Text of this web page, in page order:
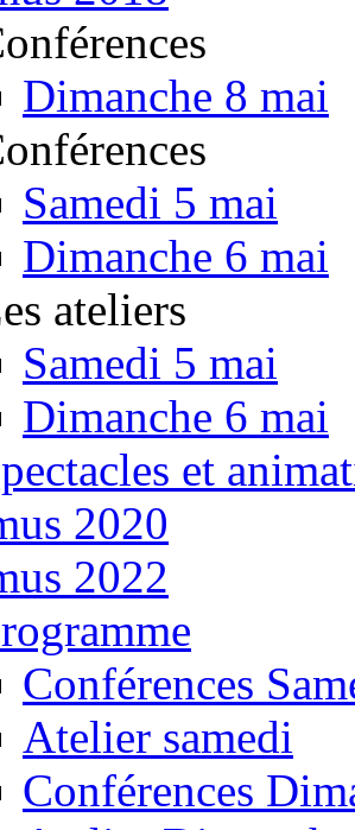
Dimanche 8 mai
Samedi 5 mai
Dimanche 6 mai
ateliers
Samedi 5 mai
Dimanche 6 mai
et
2020
2022
Conférences
Atelier samedi
Conférences